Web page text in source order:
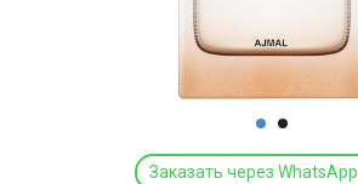
Заказать через WhatsApp